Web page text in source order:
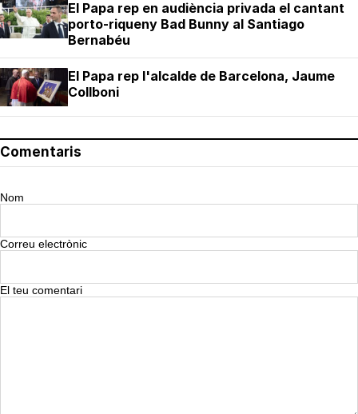
El Papa rep en audiència privada el cantant
porto-riqueny Bad Bunny al Santiago
Bernabéu
El Papa rep l'alcalde de Barcelona, Jaume
Collboni
Comentaris
Nom
Correu electrònic
El teu comentari